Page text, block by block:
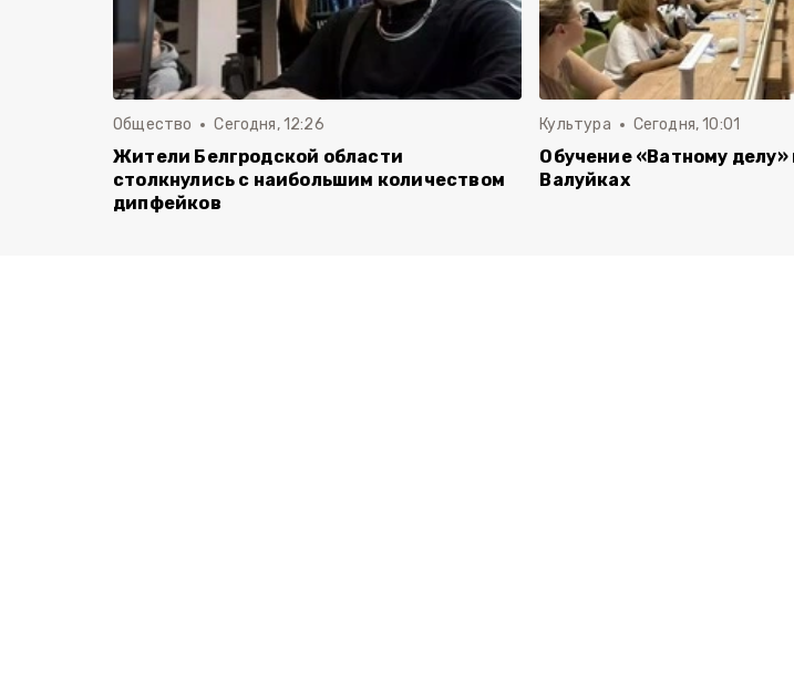
Общество Сегодня, 12:26
Жители Белгродской области
столкнулись с наибольшим количеством
дипфейков
Культура Сегодня, 10:01
Обучение «Ватному
Валуйках